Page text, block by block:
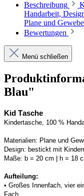
Beschreibung
Handarbeit,
Plane und
Bewertungen
Menü schließen
Blau"
Kid Tasche
Kindertasche, 100 %
Materialien: Plane und
Design: bestickt mit
Maße: b = 20 cm | h = 18
Aufteilung:
• Großes Innenfach, vier
Fach